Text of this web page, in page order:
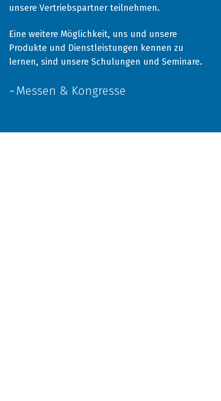
unsere Vertriebspartner teilnehmen.
Eine weitere Möglichkeit, uns und unsere
Produkte und Dienstleistungen kennen zu
lernen, sind unsere Schulungen und Seminare.
Messen & Kongresse